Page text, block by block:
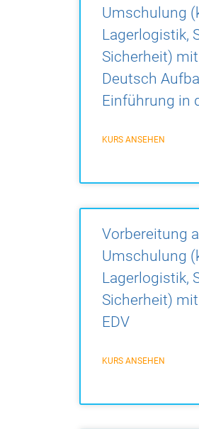
Umschulung
Lagerlogistik,
Sicherheit)
Deutsch
Einführung in
KURS ANSEHEN
Vorbereitung
Umschulung
Lagerlogistik,
Sicherheit)
EDV
KURS ANSEHEN